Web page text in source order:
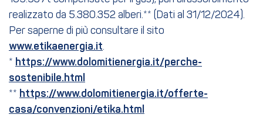
realizzato da 5.380.352 alberi.** (Dati al 31/12/2024).
Per saperne di più consultare il sito
www.etikaenergia.it.
* https://www.dolomitienergia.it/perche-
sostenibile.html
** https://www.dolomitienergia.it/offerte-
casa/convenzioni/etika.html